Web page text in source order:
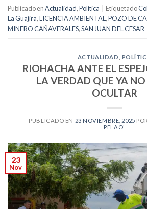
Publicado enActualidad,Política Etiquetado
La Guajira,LICENCIA AMBIENTAL ,POZO DE
MINERO CAÑAVERALES,SAN JUAN DEL CESAR
ACTUALIDAD
RIOHACHA ANTE EL
LA VERDAD QUE YA NO
OCULTAR
PUBLICADO EN 23 NOVIEMBRE, 2025 POR
PELAO'
23
Nov